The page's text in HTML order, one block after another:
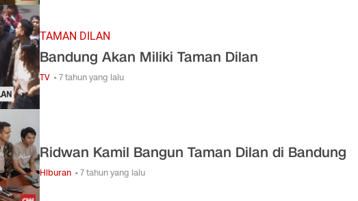
TAMAN DILAN
Bandung Akan Miliki Taman Dilan
TV • 7 tahun yang lalu
Ridwan Kamil Bangun Taman Dilan di Bandung
Hiburan • 7 tahun yang lalu